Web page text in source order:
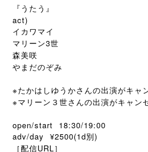
『うたう』
act)
イカワマイ
マリーン3世
森美咲
やまだのぞみ
※たかはしゆうかさんの出演がキャ
※ マリーン３世さんの出演がキャン
open/start 18:30/19:00
adv/day ¥2500(1d別)
［配信URL］